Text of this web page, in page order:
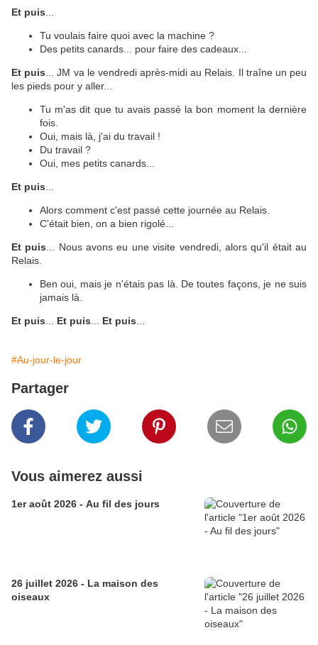
Et puis
Tu voulais faire quoi avec la machine ?
Des petits canards... pour faire des cadeaux...
Et puis ... JM va le vendredi après-midi au Relais. Il traîne un peu
les pieds pour y aller...
Tu m'as dit que tu avais passé la bon moment la dernière
fois.
Oui, mais là, j'ai du travail !
Du travail ?
Oui, mes petits canards...
Et puis
Alors comment c'est passé cette journée au Relais.
C'était bien, on a bien rigolé...
Et puis ... Nous avons eu une visite vendredi, alors qu'il était au
Relais.
Ben oui, mais je n'étais pas là. De toutes façons, je ne suis
jamais là.
Et puis Et puis Et puis
#Au-jour-le-jour
Partager
Vous aimerez aussi
1er août 2026 - Au fil des jours
26 juillet 2026 - La maison des
oiseaux